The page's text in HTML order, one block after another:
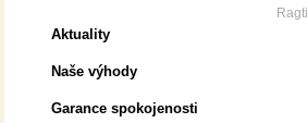
Aktuality
Naše výhody
Garance spokojenosti